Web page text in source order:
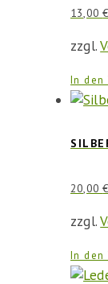
13,00€
zzgl.
In den
20,00€
zzgl.
In den